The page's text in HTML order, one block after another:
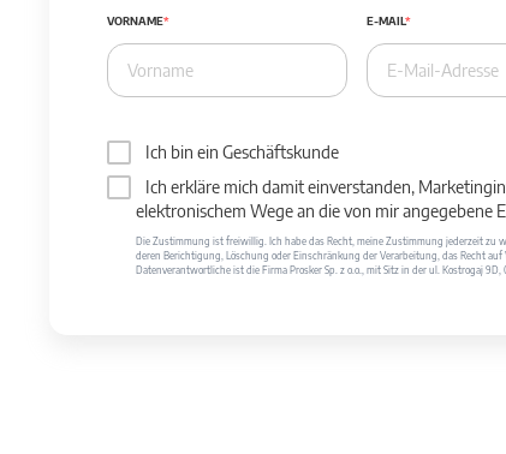
VORNAME E-MAIL
Ich bin ein Geschäftskunde
Ich erkläre mich damit einverstanden,
elektronischem Wege an die von mir angegebene
Die Zustimmung ist freiwillig. Ich habe das Recht, meine Zustimmung jederzeit zu
deren Berichtigung, Löschung oder Einschränkung der Verarbeitung, das Recht
Datenverantwortliche ist die Firma Prosker Sp. z o.o., mit Sitz in der ul. Kostrogaj